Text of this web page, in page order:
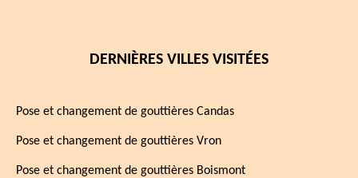
DERNIÈRES VILLES VISITÉES
Pose et changement de gouttières Candas
Pose et changement de gouttières Vron
Pose et changement de gouttières Boismont